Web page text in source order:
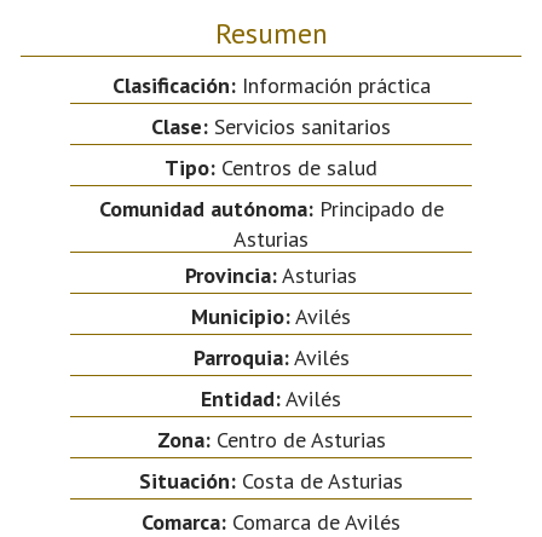
Resumen
Clasificación:Información práctica
Clase: Servicios sanitarios
Tipo: Centros de salud
Comunidad autónoma:Principado de
Asturias
Provincia:Asturias
Municipio:Avilés
Parroquia:Avilés
Entidad:Avilés
Zona:Centro de Asturias
Situación: Costa de Asturias
Comarca: Comarca de Avilés